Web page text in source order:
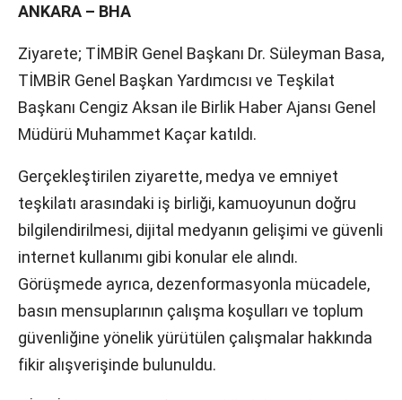
ANKARA – BHA
Ziyarete; TİMBİR Genel Başkanı Dr. Süleyman Basa,
TİMBİR Genel Başkan Yardımcısı ve Teşkilat
Başkanı Cengiz Aksan ile Birlik Haber Ajansı Genel
Müdürü Muhammet Kaçar katıldı.
Gerçekleştirilen ziyarette, medya ve emniyet
teşkilatı arasındaki iş birliği, kamuoyunun doğru
bilgilendirilmesi, dijital medyanın gelişimi ve güvenli
internet kullanımı gibi konular ele alındı.
Görüşmede ayrıca, dezenformasyonla mücadele,
basın mensuplarının çalışma koşulları ve toplum
güvenliğine yönelik yürütülen çalışmalar hakkında
fikir alışverişinde bulunuldu.